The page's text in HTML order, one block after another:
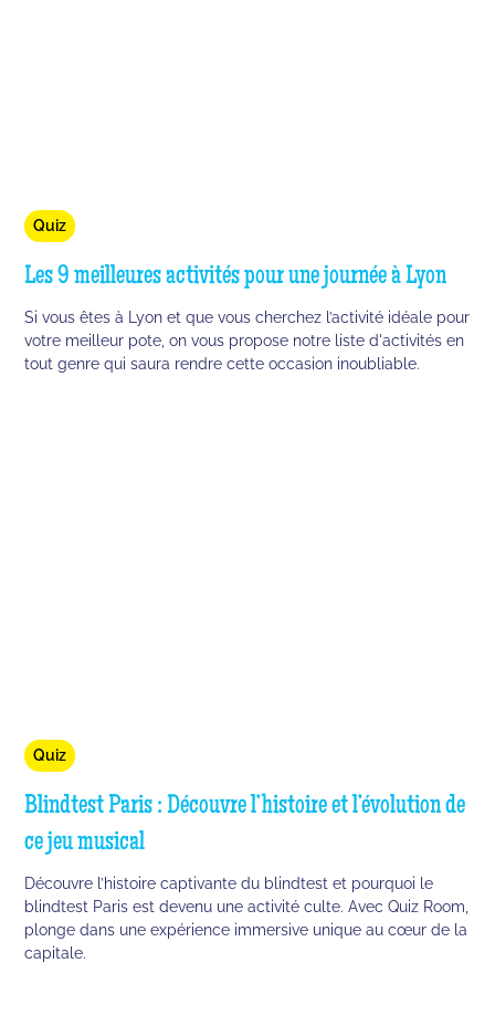
Quiz
Les 9 meilleures activités pour une journée à Lyon
Si vous êtes à Lyon et que vous cherchez l’activité idéale pour
votre meilleur pote, on vous propose notre liste d'activités en
tout genre qui saura rendre cette occasion inoubliable.
Quiz
Blindtest Paris : Découvre l’histoire et l’évolution de
ce jeu musical
Découvre l’histoire captivante du blindtest et pourquoi le
blindtest Paris est devenu une activité culte. Avec Quiz Room,
plonge dans une expérience immersive unique au cœur de la
capitale.